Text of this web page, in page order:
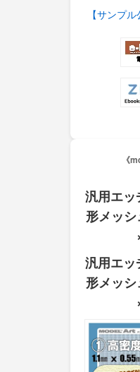
【サンプ
《
汎用エッ
形メッ
汎用エッ
形メッ